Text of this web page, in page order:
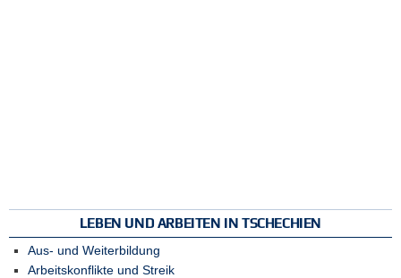
LEBEN UND ARBEITEN IN TSCHECHIEN
Aus- und Weiterbildung
Arbeitskonflikte und Streik